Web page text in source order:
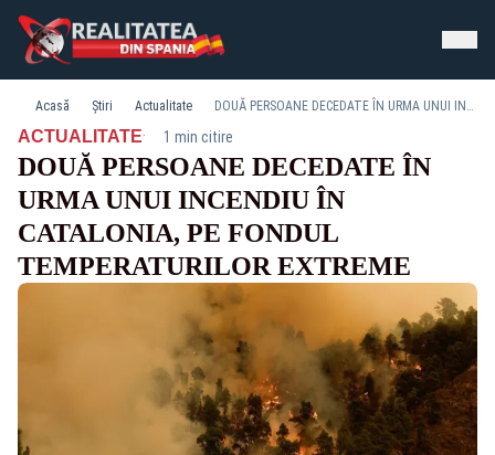
Acasă Știri Actualitate DOUĂ PERSOANE DECEDATE ÎN URMA UNUI INCENDIU ÎN CATALONIA, PE FONDUL TEMPERATURILOR EXTREME
ACTUALITATE· 1 min citire
DOUĂ PERSOANE DECEDATE ÎN
URMA UNUI INCENDIU ÎN
CATALONIA, PE FONDUL
TEMPERATURILOR EXTREME